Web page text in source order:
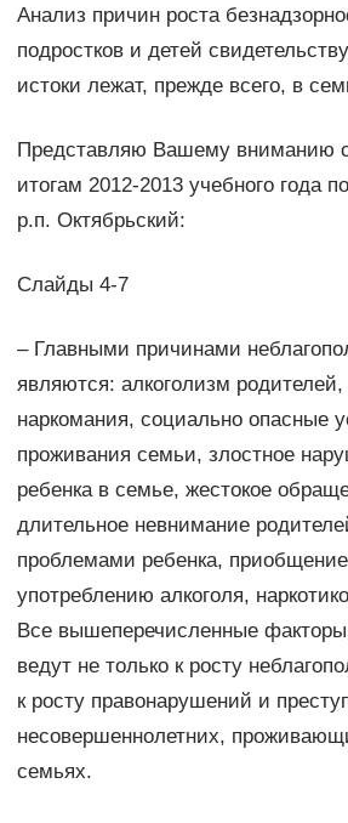
Анализ причин роста
подростков и детей
истоки лежат, прежде всего, в
Представляю Вашему вниманию
итогам 2012-2013 учебного
р.п. Октябрьский:
Слайды 4-7
– Главными причинами
являются: алкоголизм
наркомания, социально опасные
проживания семьи, злостное
ребенка в семье, жестокое
длительное невнимание
проблемами ребенка, приобщение
употреблению алкоголя,
Все вышеперечисленные
ведут не только к росту
к росту правонарушений и
несовершеннолетних,
семьях.